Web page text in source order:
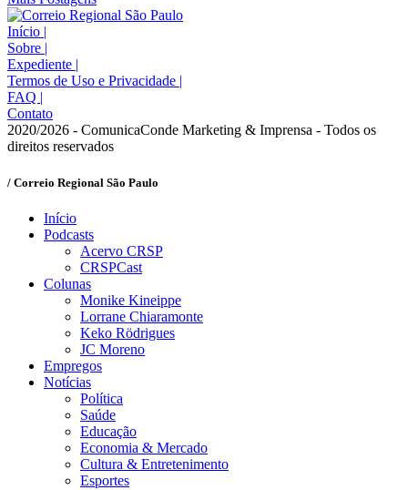
Início
Sobre
Expediente
Termos de Uso e Privacidade
FAQ
Contato
2020/2026 - ComunicaConde Marketing & Imprensa - Todos os
direitos reservados
/ Correio Regional São Paulo
Início
Podcasts
Acervo CRSP
CRSPCast
Colunas
Monike Kineippe
Lorrane Chiaramonte
Keko Rödrigues
JC Moreno
Empregos
Notícias
Política
Saúde
Educação
Economia & Mercado
Cultura & Entretenimento
Esportes